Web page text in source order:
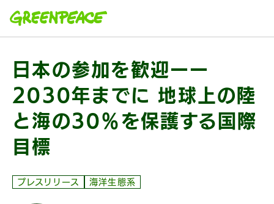
日本の参加を歓迎ーー
2030年までに 地球上の陸
と海の30％を保護する国際
目標
プレスリリース 海洋生態系